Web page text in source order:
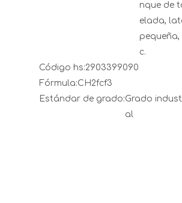
nque de
elada,
pequeña,
c.
Código hs:2903399090
Fórmula:CH2fcf3
Estándar de grado:Grado
al